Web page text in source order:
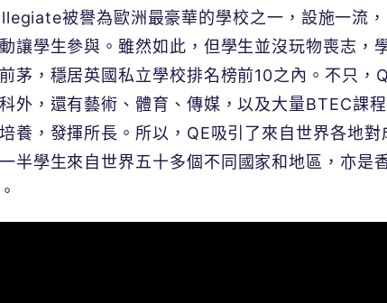
被譽為歐洲最豪華的學校之一，設施一流
讓學生參與。雖然如此，但學生並沒玩物喪志，
茅，穩居英國私立學校排名榜前10之內。不只，
外，還有藝術、體育、傳媒，以及大量BTEC課
養，發揮所長。所以，QE吸引了來自世界各地對
半學生來自世界五十多個不同國家和地區，亦是